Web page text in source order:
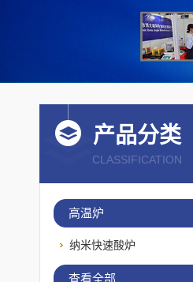
产品分类
CLASSIFICATION
高温炉
纳米快速酸炉
查看全部